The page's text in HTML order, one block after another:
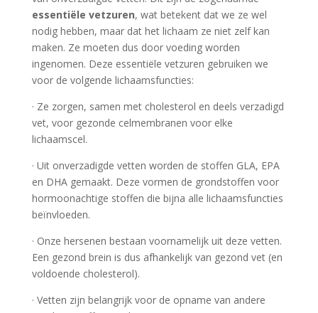
essentiële vetzuren, wat betekent dat we ze wel
nodig hebben, maar dat het lichaam ze niet zelf kan
maken. Ze moeten dus door voeding worden
ingenomen. Deze essentiële vetzuren gebruiken we
voor de volgende lichaamsfuncties:
· Ze zorgen, samen met cholesterol en deels verzadigd
vet, voor gezonde celmembranen voor elke
lichaamscel.
· Uit onverzadigde vetten worden de stoffen GLA, EPA
en DHA gemaakt. Deze vormen de grondstoffen voor
hormoonachtige stoffen die bijna alle lichaamsfuncties
beïnvloeden.
· Onze hersenen bestaan voornamelijk uit deze vetten.
Een gezond brein is dus afhankelijk van gezond vet (en
voldoende cholesterol).
· Vetten zijn belangrijk voor de opname van andere